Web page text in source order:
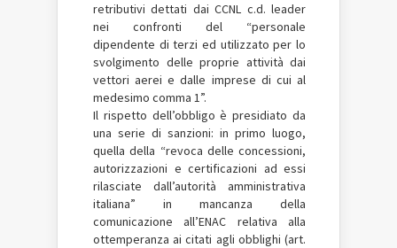
retributivi dettati dai CCNL c.d. leader
nei confronti del “personale
dipendente di terzi ed utilizzato per lo
svolgimento delle proprie attività dai
vettori aerei e dalle imprese di cui al
medesimo comma 1”.
Il rispetto dell’obbligo è presidiato da
una serie di sanzioni: in primo luogo,
quella della “revoca delle concessioni,
autorizzazioni e certificazioni ad essi
rilasciate dall’autorità amministrativa
italiana” in mancanza della
comunicazione all’ENAC relativa alla
ottemperanza ai citati agli obblighi (art.